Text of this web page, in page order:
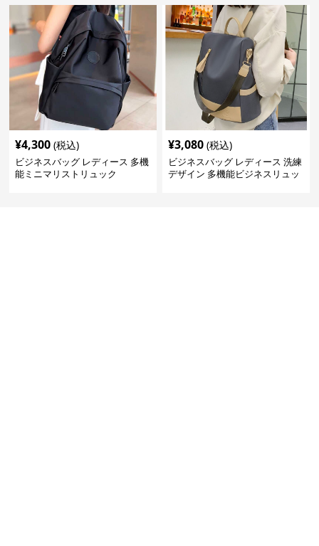
¥4,300 (税込)
ビジネスバッグ レディース 多機
能ミニマリストリュック
¥3,080 (税込)
ビジネスバッグ レディース 洗練
デザイン 多機能ビジネスリュッ